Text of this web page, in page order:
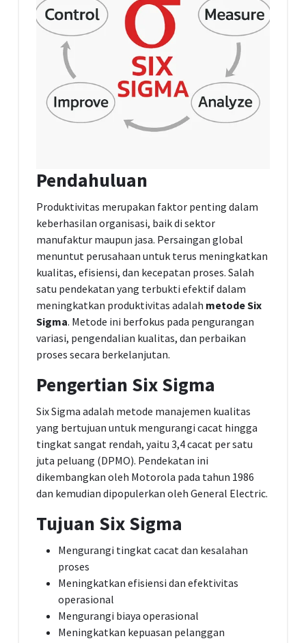
Pendahuluan
Produktivitas merupakan faktor penting dalam
keberhasilan organisasi, baik di sektor
manufaktur maupun jasa. Persaingan global
menuntut perusahaan untuk terus meningkatkan
kualitas, efisiensi, dan kecepatan proses. Salah
satu pendekatan yang terbukti efektif dalam
meningkatkan produktivitas adalah metode Six
Sigma. Metode ini berfokus pada pengurangan
variasi, pengendalian kualitas, dan perbaikan
proses secara berkelanjutan.
Pengertian Six Sigma
Six Sigma adalah metode manajemen kualitas
yang bertujuan untuk mengurangi cacat hingga
tingkat sangat rendah, yaitu 3,4 cacat per satu
juta peluang (DPMO). Pendekatan ini
dikembangkan oleh Motorola pada tahun 1986
dan kemudian dipopulerkan oleh General Electric.
Tujuan Six Sigma
Mengurangi tingkat cacat dan kesalahan
proses
Meningkatkan efisiensi dan efektivitas
operasional
Mengurangi biaya operasional
Meningkatkan kepuasan pelanggan